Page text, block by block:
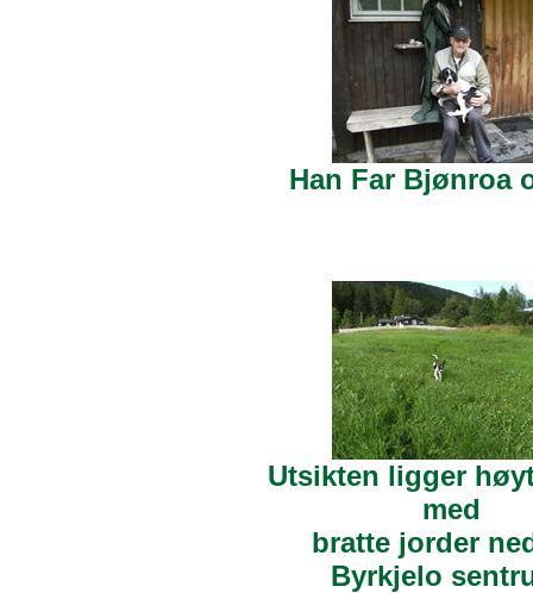
Han Far Bjønroa
Utsikten ligger
med
bratte jorder
Byrkjelo